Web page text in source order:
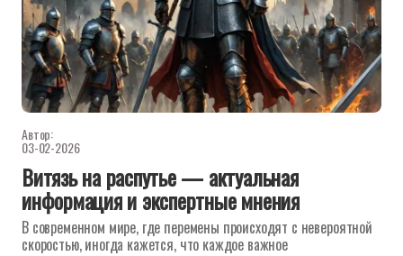
Автор:
03-02-2026
Витязь на распутье — актуальная
информация и экспертные мнения
В современном мире, где перемены происходят с невероятной
скоростью, иногда кажется, что каждое важное